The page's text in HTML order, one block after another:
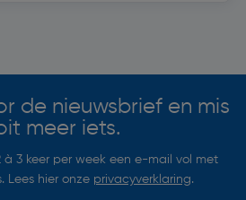
de nieuwsbrief en mis
meer iets.
3 keer per week een e-mail vol met
Lees hier onze privacyverklaring.